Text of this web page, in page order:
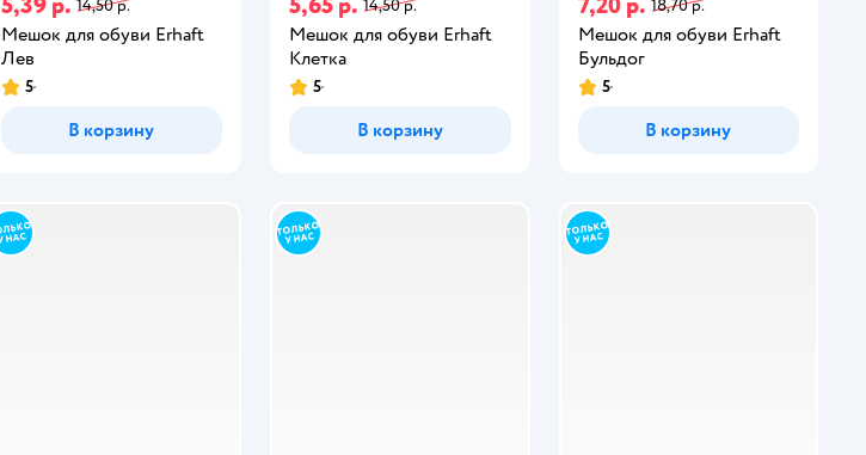
14,50 р.
Мешок для обуви Erhaft
Лев
5
В корзину
14,50 р.
Мешок для обуви Erhaft
Клетка
5
В корзину
18,70 р.
Мешок для обуви Erhaft
Бульдог
5
В корзину